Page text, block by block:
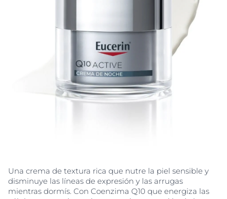
Una crema de textura rica que nutre la piel sensible y
disminuye las líneas de expresión y las arrugas
mientras dormís. Con Coenzima Q10 que energiza las